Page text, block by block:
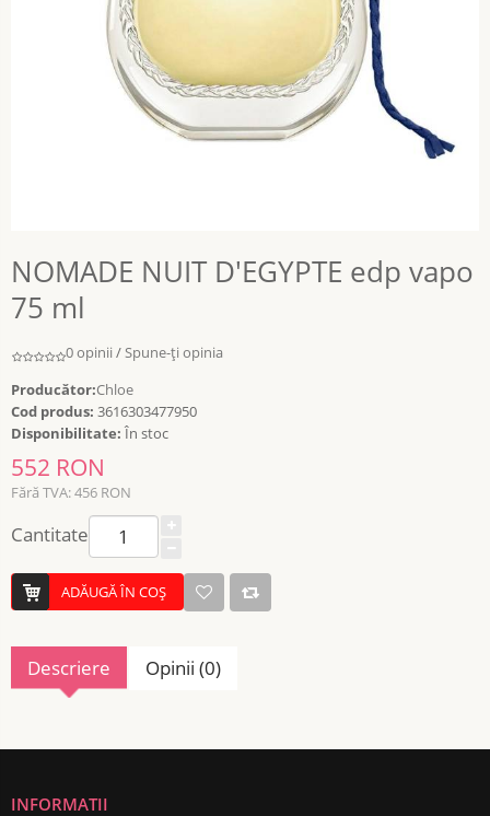
NOMADE NUIT D'EGYPTE edp vapo
75 ml
0 opinii /Spune-ţi opinia
Producător:Chloe
Cod produs: 3616303477950
Disponibilitate: În stoc
552 RON
Fără TVA: 456 RON
Cantitate
ADĂUGĂ ÎN COŞ
Descriere Opinii (0)
INFORMATII